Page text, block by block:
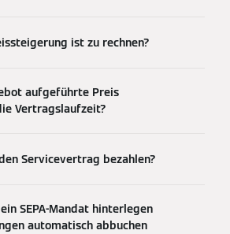
ist zu rechnen?
aufgeführte Preis
Vertragslaufzeit?
Servicevertrag bezahlen?
SEPA-Mandat hinterlegen
automatisch abbuchen